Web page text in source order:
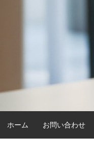
ホーム お問い合わせ